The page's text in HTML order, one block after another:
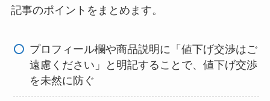
記事のポイントをまとめます。
プロフィール欄や商品説明に「値下げ交渉はご
遠慮ください」と明記することで、値下げ交渉
を未然に防ぐ